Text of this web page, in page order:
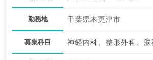
勤務地 千葉県木更津市
募集科目